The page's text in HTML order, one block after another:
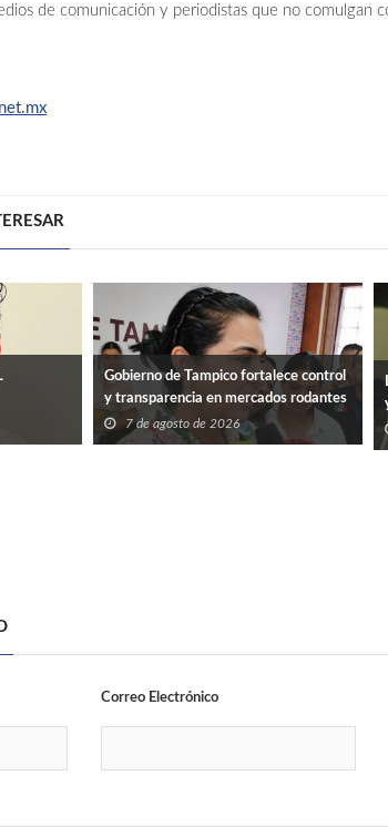
de comunicación y periodistas que no comulgan
Gobierno de Tampico fortalece control
y transparencia en mercados rodantes
7 de agosto de 2026
Correo Electrónico